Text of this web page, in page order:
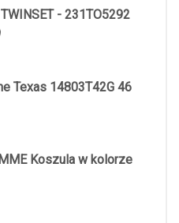
- 231TO5292
Texas 14803T42G 46
Koszula w kolorze